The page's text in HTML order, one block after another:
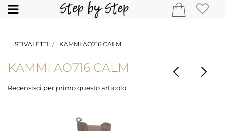
Open
STIVALETTI KAMMI AO716 CALM
KAMMI AO716 CALM
Recensisci per primo questo articolo